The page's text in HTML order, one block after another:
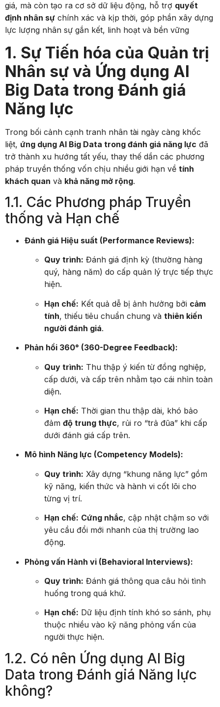
giá, mà còn tạo ra cơ sở dữ liệu động, hỗ trợ quyết
định nhân sự chính xác và kịp thời, góp phần xây dựng
lực lượng nhân sự gắn kết, linh hoạt và bền vững
1. Sự Tiến hóa của Quản trị
Nhân sự và Ứng dụng AI
Big Data trong Đánh giá
Năng lực
Trong bối cảnh cạnh tranh nhân tài ngày càng khốc
liệt, ứng dụng AI Big Data trong đánh giá năng lực đã
trở thành xu hướng tất yếu, thay thế dần các phương
pháp truyền thống vốn chịu nhiều giới hạn về tính
khách quan và khả năng mở rộng.
1.1. Các Phương pháp Truyền
thống và Hạn chế
Đánh giá Hiệu suất (Performance Reviews):
Quy trình: Đánh giá định kỳ (thường hàng
quý, hàng năm) do cấp quản lý trực tiếp thực
hiện.
Hạn chế: Kết quả dễ bị ảnh hưởng bởi cảm
tính, thiếu tiêu chuẩn chung và thiên kiến
người đánh giá.
Phản hồi 360° (360-Degree Feedback):
Quy trình: Thu thập ý kiến từ đồng nghiệp,
cấp dưới, và cấp trên nhằm tạo cái nhìn toàn
diện.
Hạn chế: Thời gian thu thập dài, khó bảo
đảm độ trung thực, rủi ro “trả đũa” khi cấp
dưới đánh giá cấp trên.
Mô hình Năng lực (Competency Models):
Quy trình: Xây dựng “khung năng lực” gồm
kỹ năng, kiến thức và hành vi cốt lõi cho
từng vị trí.
Hạn chế: Cứng nhắc, cập nhật chậm so với
yêu cầu đổi mới nhanh của thị trường lao
động.
Phỏng vấn Hành vi (Behavioral Interviews):
Quy trình: Đánh giá thông qua câu hỏi tình
huống trong quá khứ.
Hạn chế: Dữ liệu định tính khó so sánh, phụ
thuộc nhiều vào kỹ năng phỏng vấn của
người thực hiện.
1.2. Có nên Ứng dụng AI Big
Data trong Đánh giá Năng lực
không?